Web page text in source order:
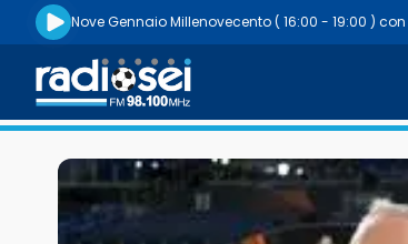
Riproduci la radio live
Nove Gennaio Millenovecento( 16:00 - 19:00 ) con
Radiosei 98.100 FM